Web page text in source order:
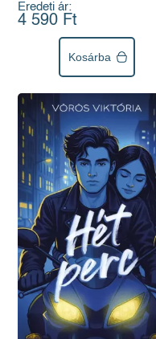
Eredeti ár:
4 590 Ft
Kosárba